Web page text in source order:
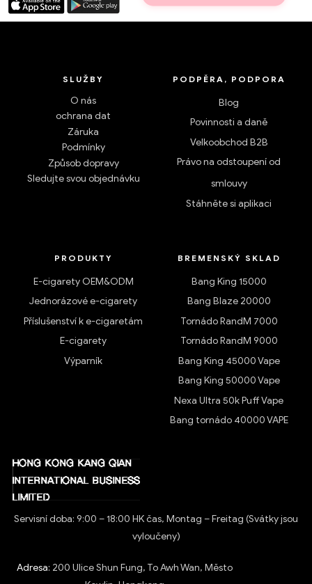
SLUŽBY
O nás
ochrana dat
Záruka
Podmínky
Způsob dopravy
Sledujte svou objednávku
PODPĚRA, PODPORA
Blog
Povinnosti a daně
Velkoobchod B2B
Právo na odstoupení od
smlouvy
Stáhněte si aplikaci
PRODUKTY
E-cigarety OEM&ODM
Jednorázové e-cigarety
Příslušenství k e-cigaretám
E-cigarety
Výparník
BREMENSKÝ SKLAD
Bang King 15000
Bang Blaze 20000
Tornádo RandM 7000
Tornádo RandM 9000
Bang King 45000 Vape
Bang King 50000 Vape
Nexa Ultra 50k Puff Vape
Bang tornádo 40000 VAPE
Servisní doba: 9:00 – 18:00 HK čas, Montag – Freitag (Svátky jsou
vyloučeny)
Adresa: 200 Ulice Shun Fung, To Awh Wan, Město